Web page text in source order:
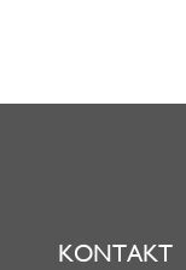
KONTAKT